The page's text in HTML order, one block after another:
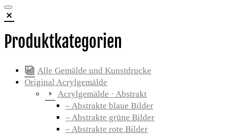
Produktkategorien
Alle Gemälde und Kunstdrucke
Original Acrylgemälde
Acrylgemälde · Abstrakt
– Abstrakte blaue Bilder
– Abstrakte grüne Bilder
– Abstrakte rote Bilder